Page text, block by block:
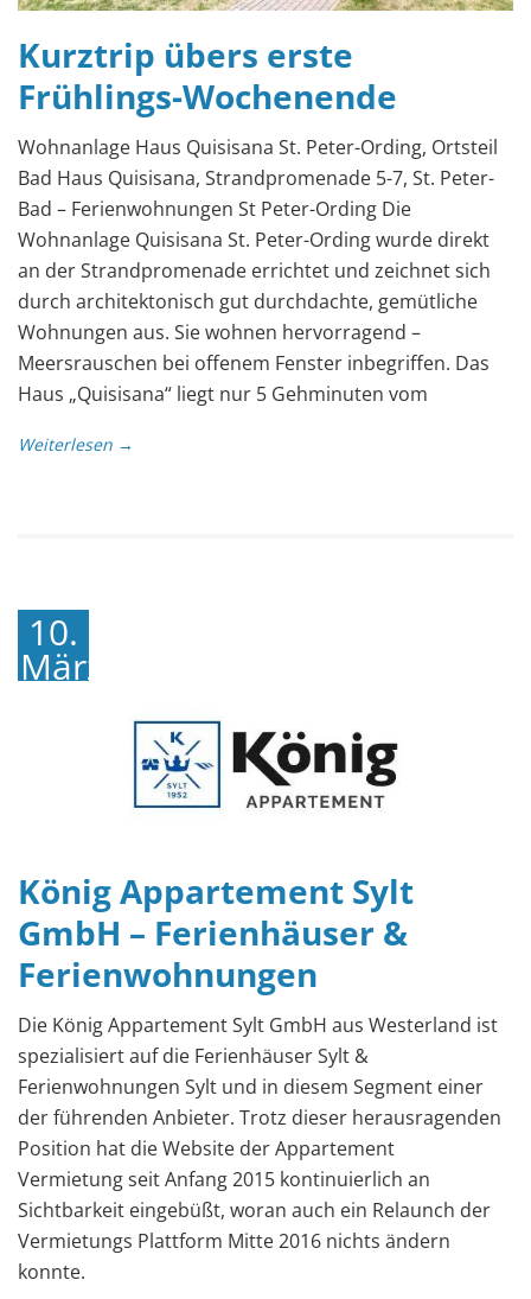
Kurztrip übers erste
Frühlings-Wochenende
Wohnanlage Haus Quisisana St. Peter-Ording, Ortsteil
Bad Haus Quisisana, Strandpromenade 5-7, St. Peter-
Bad – Ferienwohnungen St Peter-Ording Die
Wohnanlage Quisisana St. Peter-Ording wurde direkt
an der Strandpromenade errichtet und zeichnet sich
durch architektonisch gut durchdachte, gemütliche
Wohnungen aus. Sie wohnen hervorragend –
Meersrauschen bei offenem Fenster inbegriffen. Das
Haus „Quisisana“ liegt nur 5 Gehminuten vom
Weiterlesen →
10.
März
König Appartement Sylt
GmbH – Ferienhäuser &
Ferienwohnungen
Die König Appartement Sylt GmbH aus Westerland ist
spezialisiert auf die Ferienhäuser Sylt &
Ferienwohnungen Sylt und in diesem Segment einer
der führenden Anbieter. Trotz dieser herausragenden
Position hat die Website der Appartement
Vermietung seit Anfang 2015 kontinuierlich an
Sichtbarkeit eingebüßt, woran auch ein Relaunch der
Vermietungs Plattform Mitte 2016 nichts ändern
konnte.